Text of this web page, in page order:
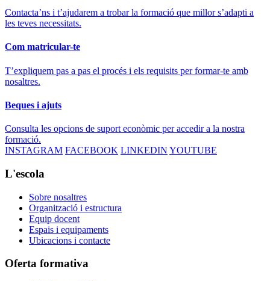
Contacta’ns i t’ajudarem a trobar la formació que millor s’adapti a
les teves necessitats.
Com matricular-te
T’expliquem pas a pas el procés i els requisits per formar-te amb
nosaltres.
Beques i ajuts
Consulta les opcions de suport econòmic per accedir a la nostra
formació.
INSTAGRAM FACEBOOK LINKEDIN YOUTUBE
L'escola
Sobre nosaltres
Organització i estructura
Equip docent
Espais i equipaments
Ubicacions i contacte
Oferta formativa